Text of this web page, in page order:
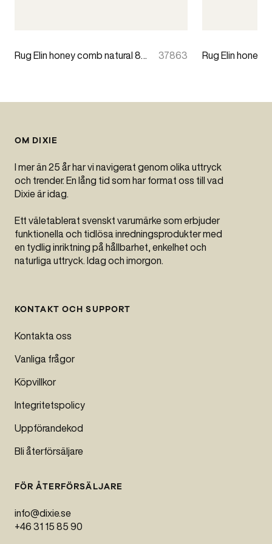
Rug Elin honey comb natural 80x200cm 37863
OM DIXIE
I mer än 25 år har vi navigerat genom olika uttryck
och trender. En lång tid som har format oss till vad
Dixie är idag.
Ett väletablerat svenskt varumärke som erbjuder
funktionella och tidlösa inredningsprodukter med
en tydlig inriktning på hållbarhet, enkelhet och
naturliga uttryck. Idag och imorgon.
KONTAKT OCH SUPPORT
Kontakta oss
Vanliga frågor
Köpvillkor
Integritetspolicy
Uppförandekod
Bli återförsäljare
FÖR ÅTERFÖRSÄLJARE
info@dixie.se
+46 31 15 85 90